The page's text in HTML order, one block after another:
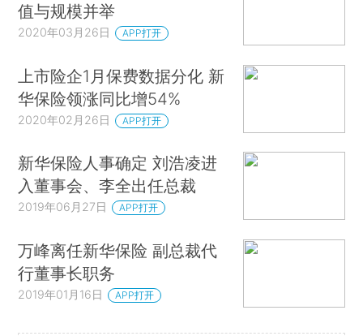
值与规模并举
2020年03月26日 APP打开
上市险企1月保费数据分化 新
华保险领涨同比增54%
2020年02月26日 APP打开
新华保险人事确定 刘浩凌进
入董事会、李全出任总裁
2019年06月27日 APP打开
万峰离任新华保险 副总裁代
行董事长职务
2019年01月16日 APP打开